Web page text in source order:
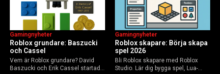
Roblox grundare: Baszucki
och Cassel
Gamingnyheter
Vem är Roblox grundare? David
Baszucki och Erik Cassel startade
Roblox skapare: Börja skapa
spel 2026
Gamingnyheter
Bli Roblox skapare med Roblox
Studio. Lär dig bygga spel, Lua-